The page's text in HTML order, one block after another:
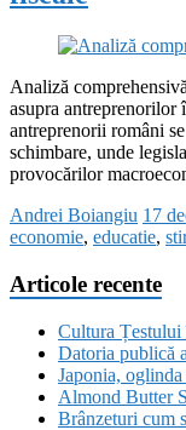
Analiză
asupra
antreprenorii români
schimbare, unde
provocărilor
Andrei Boiangiu 17
economie, educatie,
Articole recente
Cultura Țestului
Datoria publică
Japonia,
Almond Butter
Brânzeturi cum